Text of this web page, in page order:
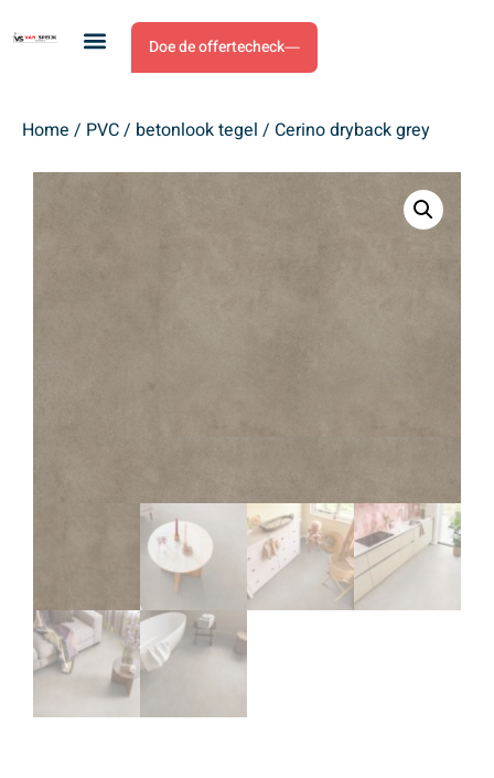
Doe de offertecheck
Home / PVC/ betonlook tegel / Cerino dryback grey